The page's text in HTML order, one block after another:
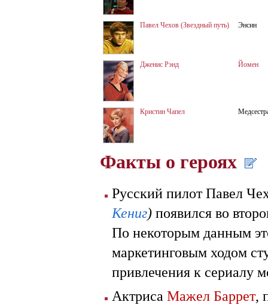
Павел Чехов (Звездный путь) Энсин
Дженис Рэнд Йомен
Кристин Чапел
Факты о героях
Русский пилот Павел
Кениг) появился во
По некоторым данным
маркетинговым ходом
привлечения к сериалу
Актриса Мажел Баррет,